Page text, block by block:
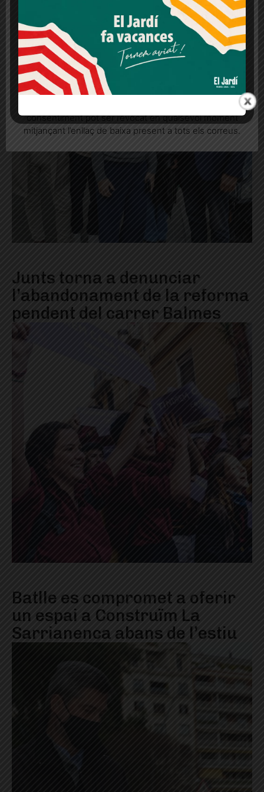
Junts torna a denunciar
l’abandonament de la reforma
pendent del carrer Balmes
Batlle es compromet a oferir
un espai a Construïm La
Sarrianenca abans de l’estiu
lloc web. Si cliques "acceptar" dones el teu
Més informació Acceptar Rebutjar tot
Quan l’usuari crea un compte al Diari el Jardí, dona el
seu consentiment explícit per rebre comunicacions
consentiment pot ser revocat en qualsevol moment
mitjançant l’enllaç de baixa present a tots els correus.